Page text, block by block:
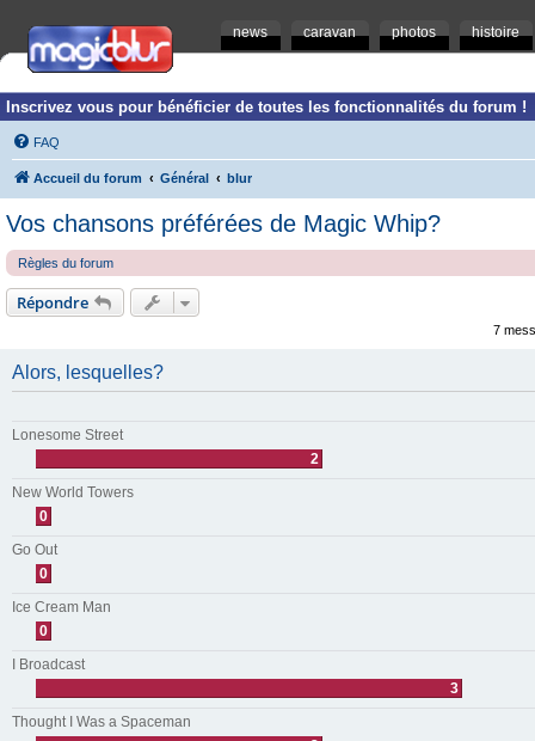
news caravan photos histoire
Inscrivez vous pour bénéficier de toutes les fonctionnalités du forum !
FAQ
Accueil du forum Général blur
Vos chansons préférées de Magic Whip?
Règles du forum
Répondre
7
Alors, lesquelles?
Lonesome Street
2
New World Towers
0
Go Out
0
Ice Cream Man
0
I Broadcast
3
Thought I Was a Spaceman